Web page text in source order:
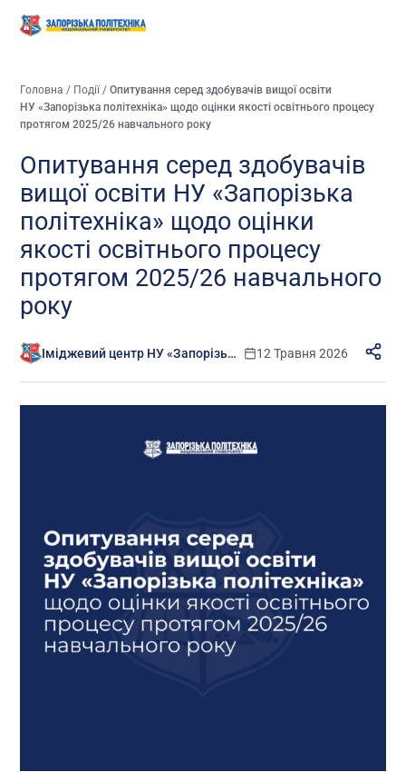
Головна / Події/Опитування серед здобувачів вищої освіти
НУ «Запорізька політехніка» щодо оцінки якості освітнього процесу
протягом 2025/26 навчального року
Опитування серед здобувачів
вищої освіти НУ «Запорізька
політехніка» щодо оцінки
якості освітнього процесу
протягом 2025/26 навчального
року
Іміджевий центр НУ «Запорізька політехніка» 12 Травня 2026